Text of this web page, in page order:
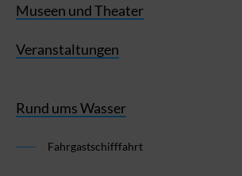
Museen und Theater
Veranstaltungen
Rund ums Wasser
Fahrgastschifffahrt